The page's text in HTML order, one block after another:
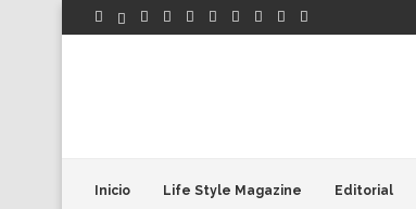
Inicio Life Style Magazine Editorial